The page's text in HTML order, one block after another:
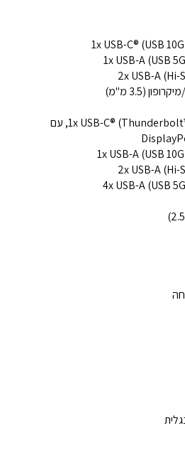
1x USB-C® (USB
1x USB-A (USB
2x USB-A (Hi-
1x USB-C® (Thunderbolt™ 4 / USB4® 40Gbps), עם
1x USB-A (USB
2x USB-A (Hi-
4x USB-A (USB